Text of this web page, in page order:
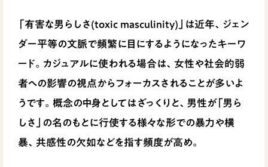
「有害な男らしさ(toxic masculinity)」は近年、ジェン
ダー平等の文脈で頻繁に目にするようになったキーワ
ード。カジュアルに使われる場合は、女性や社会的弱
者への影響の視点からフォーカスされることが多いよ
うです。概念の中身としてはざっくりと、男性が「男ら
しさ」の名のもとに行使する様々な形での暴力や横
暴、共感性の欠如などを指す頻度が高め。